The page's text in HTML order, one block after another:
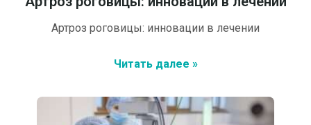
Артроз роговицы: инновации в лечении
Читать далее »